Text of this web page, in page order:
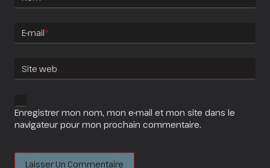
E-mail*
Site web
Enregistrer mon nom, mon e-mail et mon site dans le
navigateur pour mon prochain commentaire.